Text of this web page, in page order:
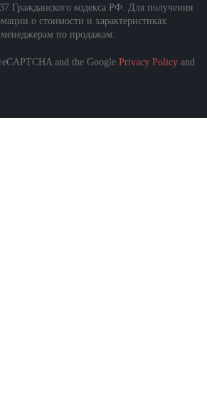
Гражданского кодекса РФ. Для получения
о стоимости и характеристиках
менеджерам по продажам.
and the Google Privacy Policy and